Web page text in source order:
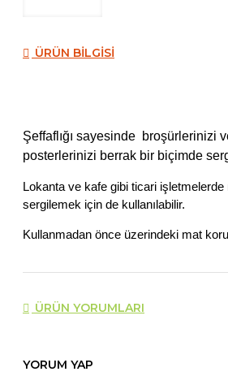
ÜRÜN BILGISI
Şeffaflığı sayesinde broşürlerinizi
posterlerinizi berrak bir biçimde
Lokanta ve kafe gibi ticari
sergilemek için de kullanılabilir.
Kullanmadan önce üzerindeki mat
ÜRÜN YORUMLARI
YORUM YAP